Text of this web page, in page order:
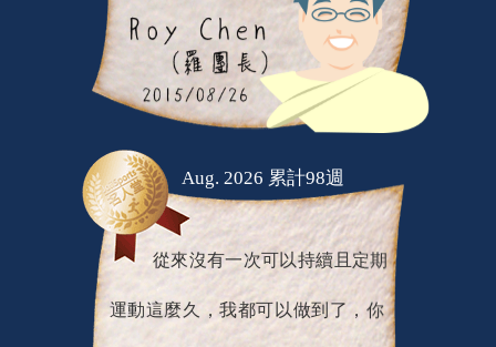
Aug. 2026 累計98週
從來沒有一次可以持續且定期
運動這麼久，我都可以做到了，你